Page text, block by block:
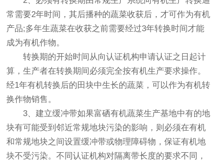
常需要2年时间，其后播种的蔬菜收获后，才可作为有机
产品;多年生蔬菜在收获之前需要经过3年转换时间才能
成为有机作物。
转换期的开始时间从向认证机构申请认证之日起计
算，生产者在转换期间必须完全按有机生产要求操作。
经1年有机转换后的田块中生长的蔬菜，可以作为有机转
换作物销售。
3、建立缓冲带如果富硒有机蔬菜生产基地中有的地
块有可能受到邻近常规地块污染的影响，则必须在有机
和常规地块之间设置缓冲带或物理障碍物，保证有机地
块不受污染。不同认证机构对隔离带长度的要求不同，